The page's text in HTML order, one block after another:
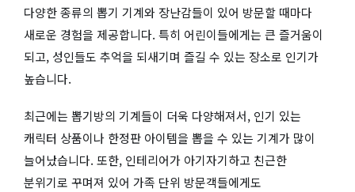
다양한 종류의 뽑기 기계와 장난감들이 있어 방문할 때마다
새로운 경험을 제공합니다. 특히 어린이들에게는 큰 즐거움이
되고, 성인들도 추억을 되새기며 즐길 수 있는 장소로 인기가
높습니다.
최근에는 뽑기방의 기계들이 더욱 다양해져서, 인기 있는
캐릭터 상품이나 한정판 아이템을 뽑을 수 있는 기계가 많이
늘어났습니다. 또한, 인테리어가 아기자기하고 친근한
분위기로 꾸며져 있어 가족 단위 방문객들에게도